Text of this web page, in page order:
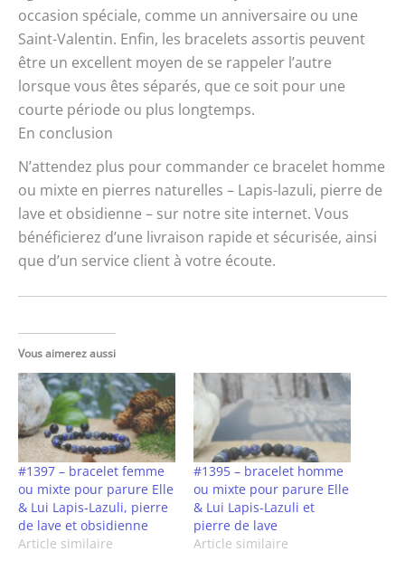
occasion spéciale, comme un anniversaire ou une
Saint-Valentin. Enfin, les bracelets assortis peuvent
être un excellent moyen de se rappeler l’autre
lorsque vous êtes séparés, que ce soit pour une
courte période ou plus longtemps.
En conclusion
N’attendez plus pour commander ce bracelet homme
ou mixte en pierres naturelles – Lapis-lazuli, pierre de
lave et obsidienne – sur notre site internet. Vous
bénéficierez d’une livraison rapide et sécurisée, ainsi
que d’un service client à votre écoute.
Vous aimerez aussi
#1397 – bracelet femme
ou mixte pour parure Elle
& Lui Lapis-Lazuli, pierre
de lave et obsidienne
Article similaire
#1395 – bracelet homme
ou mixte pour parure Elle
& Lui Lapis-Lazuli et
pierre de lave
Article similaire